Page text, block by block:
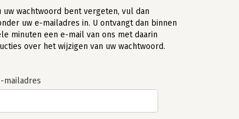
uw wachtwoord bent vergeten, vul dan
uw e-mailadres in. U ontvangt dan binnen
minuten een e-mail van ons met daarin
over het wijzigen van uw wachtwoord.
mailadres